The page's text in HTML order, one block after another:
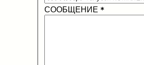
СООБЩЕНИЕ *